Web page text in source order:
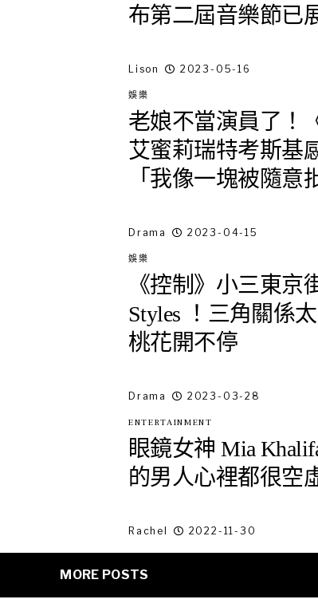
布第二屆音樂節已
Lison 2023-05-16
娛樂
老娘不當演員了！
艾蜜莉瑞特考斯基
「我像一塊被隨意
Drama 2023-04-15
娛樂
《控制》小三東京
Styles ！三角關係
桃花開不停
Drama 2023-03-28
ENTERTAINMENT
眼鏡女神 Mia
的男人心裡都很空
Rachel 2022-11-30
MORE POSTS